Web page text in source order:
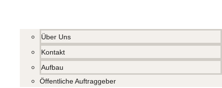
Über Uns
Kontakt
Aufbau
Öffentliche Auftraggeber